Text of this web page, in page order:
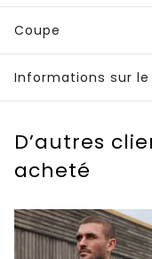
Coupe
Informations sur le
D’autres
acheté